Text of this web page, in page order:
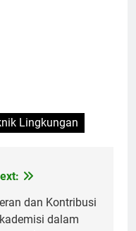
Lingkungan
dan Kontribusi
dalam